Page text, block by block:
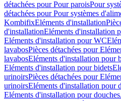
détachées pour Pour paroisPour
détachées pour Pour systèmes
KombifixEléments d'installation
d'installationEléments d'installation
Eléments d'installation pour WC
lavabosPièces détachées pour
lavabosEléments d'installation pour
Eléments d'installation pour bidets
urinoirsPièces détachées pour
urinoirsEléments d'installation pour
Eléments d'installation pour douches